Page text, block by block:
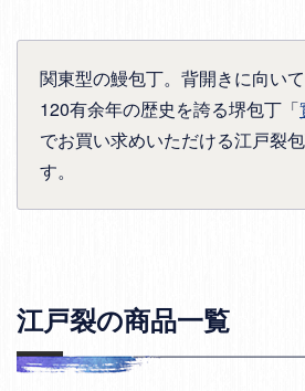
関東型の鰻包丁。背開きに向いて
120有余年の歴史を誇る堺包丁「
でお買い求めいただける江戸裂
す。
江戸裂の商品一覧